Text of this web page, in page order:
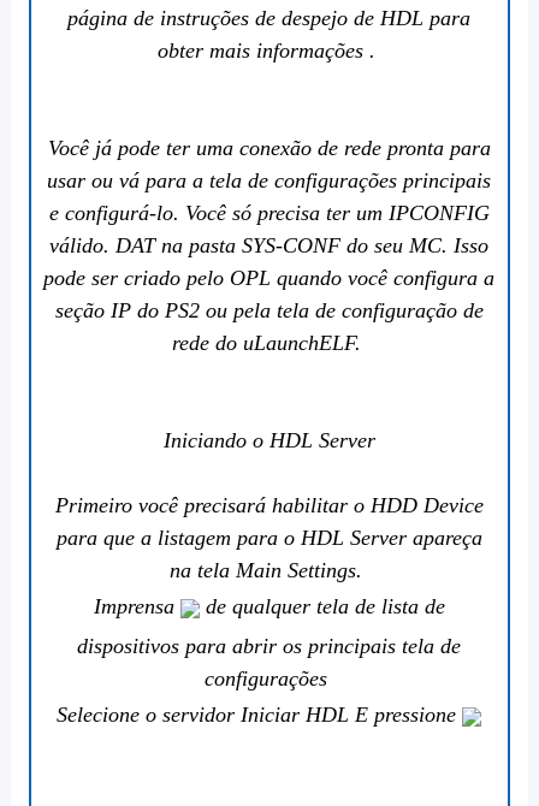
página de instruções dedespejo de HDL para
obter mais informações .
Você já pode ter uma conexão de rede pronta para
usar ou vá para a tela de configurações principais
e configurá-lo. Você só precisa ter um IPCONFIG
válido. DAT na pasta SYS-CONF do seu MC. Isso
pode ser criado pelo OPL quando você configura a
seção IP do PS2 ou pela tela de configuração de
rede do uLaunchELF.
Iniciando o HDL Server
Primeiro você precisará habilitar o HDD Device
para que a listagem para o HDL Server apareça
na tela Main Settings.
Imprensa
de qualquer tela de lista de
dispositivos para abrir os principais tela de
configurações
Selecione o servidor Iniciar HDL E pressione